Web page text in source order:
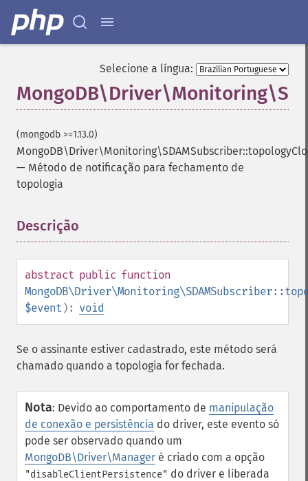
Selecione a língua:
(mongodb >=1.13.0)
— Método de notificação para fechamento de
topologia
Descrição
abstract public function
$event ): void
Se o assinante estiver cadastrado, este método será
chamado quando a topologia for fechada.
Nota: Devido ao comportamento de manipulação
de conexão e persistência do driver, este evento só
pode ser observado quando um
MongoDB\Driver\Manager é criado com a opção
"disableClientPersistence" do driver e liberada